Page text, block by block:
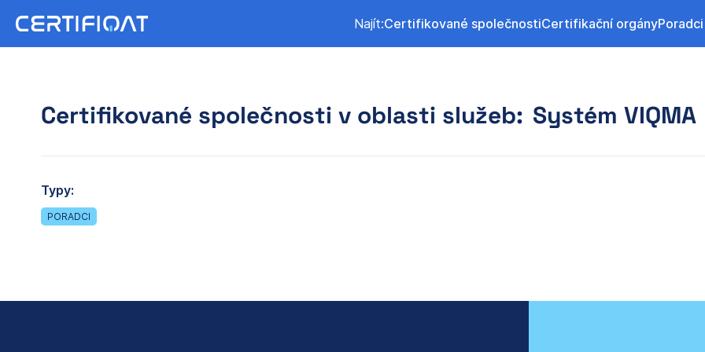
Najít:Certifikované společnostiCertifikační orgányPoradci
Certifikované společnosti v oblasti služeb: Systém VIQMA
Typy:
PORADCI